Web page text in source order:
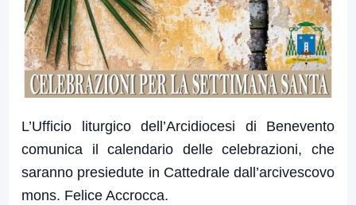
L’Ufficio liturgico dell’Arcidiocesi di Benevento
comunica il calendario delle celebrazioni, che
saranno presiedute in Cattedrale dall’arcivescovo
mons. Felice Accrocca.